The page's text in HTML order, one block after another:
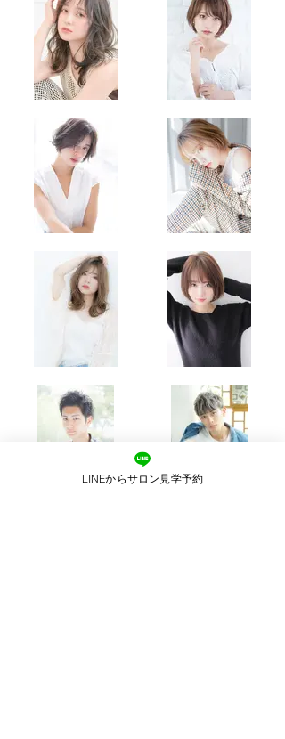
LINEからサロン見学予約